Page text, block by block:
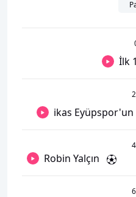
İlk
ikas Eyüpspor'un
Robin Yalçın